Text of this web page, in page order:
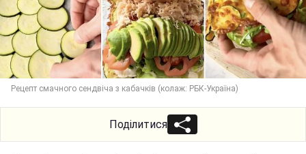
Рецепт смачного сендвіча з кабачків (колаж: РБК-Україна)
Поділитися